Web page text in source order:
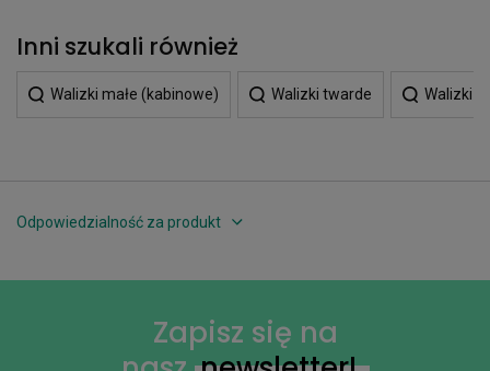
Inni szukali również
Walizki małe (kabinowe) Walizki twarde Walizki
Odpowiedzialność za produkt
Zapisz się na